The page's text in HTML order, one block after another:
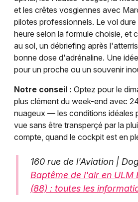
et les crêtes vosgiennes avec
pilotes professionnels. Le vol dure
heure selon la formule choisie, et
au sol, un débriefing après
bonne dose d'adrénaline. Une
pour un proche ou un souvenir
Notre conseil : Optez pour le
plus clément du week-end avec
nuageux — les conditions idéales
vue sans être transperçé par la
compte, quand le cockpit est en
160 rue de l'Aviation |
Baptême de l'air en ULM
(88) : toutes les